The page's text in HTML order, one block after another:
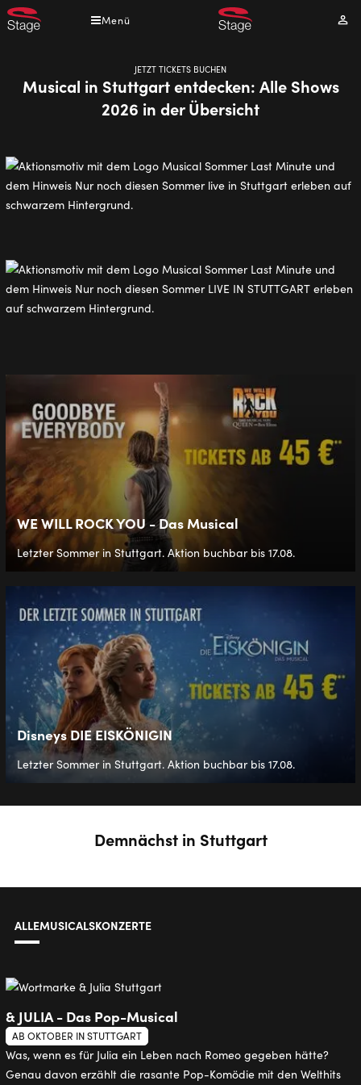
Direkt
zum
Menü
JETZT TICKETS BUCHEN
Musical in Stuttgart entdecken: Alle Shows
2026 in der Übersicht
WE WILL ROCK YOU - Das Musical
Letzter Sommer in Stuttgart. Aktion buchbar bis 17.08.
Disneys DIE EISKÖNIGIN
Letzter Sommer in Stuttgart. Aktion buchbar bis 17.08.
Demnächst in Stuttgart
ALLEMUSICALSKONZERTE
& JULIA - Das Pop-Musical
AB OKTOBER IN STUTTGART
Was, wenn es für Julia ein Leben nach Romeo gegeben hätte?
Genau davon erzählt die rasante Pop-Komödie mit den Welthits